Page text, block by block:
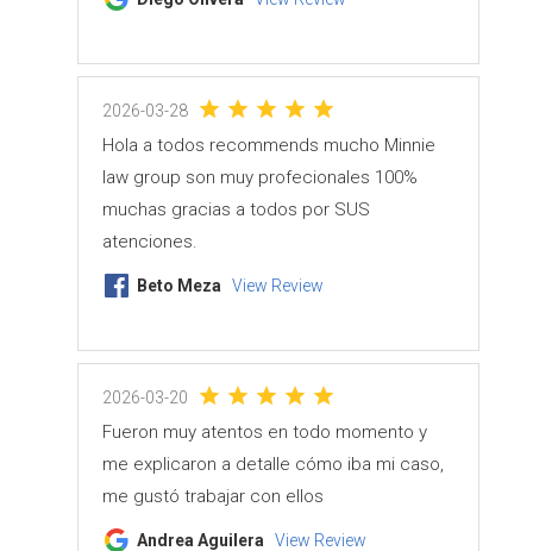
2026-03-28
Hola a todos recommends mucho Minnie
law group son muy profecionales 100%
muchas gracias a todos por SUS
atenciones.
Beto Meza View Review
2026-03-20
Fueron muy atentos en todo momento y
me explicaron a detalle cómo iba mi caso,
me gustó trabajar con ellos
Andrea Aguilera View Review